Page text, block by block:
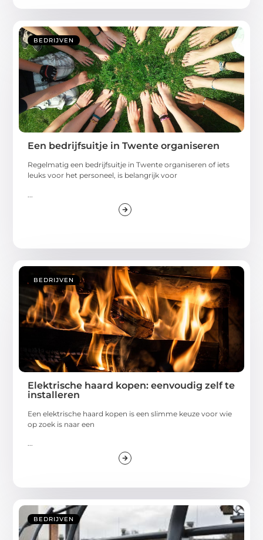
BEDRIJVEN
Een bedrijfsuitje in Twente organiseren
Regelmatig een bedrijfsuitje in Twente organiseren of iets
leuks voor het personeel, is belangrijk voor
BEDRIJVEN
Elektrische haard kopen: eenvoudig zelf te
installeren
Een elektrische haard kopen is een slimme keuze voor wie
op zoek is naar een
...
BEDRIJVEN